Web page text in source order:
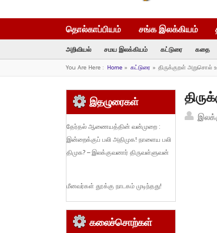
தொல்காப்பியம் சங்க இலக்கியம்
அறிவியல் சமய இலக்கியம் கட்டுரை கதை
You Are Here : Home» கட்டுரை » திருக்குறள்
இதழுரைகள்
தேர்தல் ஆணையத்தின் வன்முறை :
இன்றைக்குப் பலி அதிமுக! நாளைய பலி
திமுக? – இலக்குவனார் திருவள்ளுவன்
மீனவர்கள் தூக்கு நாடகம் முடிந்தது!
கலைச்சொற்கள்